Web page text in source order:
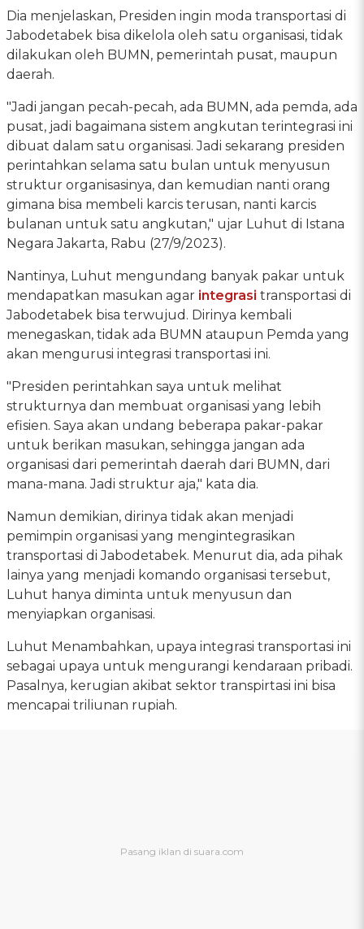
Dia menjelaskan, Presiden ingin moda transportasi di
Jabodetabek bisa dikelola oleh satu organisasi, tidak
dilakukan oleh BUMN, pemerintah pusat, maupun
daerah.
"Jadi jangan pecah-pecah, ada BUMN, ada pemda, ada
pusat, jadi bagaimana sistem angkutan terintegrasi ini
dibuat dalam satu organisasi. Jadi sekarang presiden
perintahkan selama satu bulan untuk menyusun
struktur organisasinya, dan kemudian nanti orang
gimana bisa membeli karcis terusan, nanti karcis
bulanan untuk satu angkutan," ujar Luhut di Istana
Negara Jakarta, Rabu (27/9/2023).
Nantinya, Luhut mengundang banyak pakar untuk
mendapatkan masukan agar integrasi transportasi di
Jabodetabek bisa terwujud. Dirinya kembali
menegaskan, tidak ada BUMN ataupun Pemda yang
akan mengurusi integrasi transportasi ini.
"Presiden perintahkan saya untuk melihat
strukturnya dan membuat organisasi yang lebih
efisien. Saya akan undang beberapa pakar-pakar
untuk berikan masukan, sehingga jangan ada
organisasi dari pemerintah daerah dari BUMN, dari
mana-mana. Jadi struktur aja," kata dia.
Namun demikian, dirinya tidak akan menjadi
pemimpin organisasi yang mengintegrasikan
transportasi di Jabodetabek. Menurut dia, ada pihak
lainya yang menjadi komando organisasi tersebut,
Luhut hanya diminta untuk menyusun dan
menyiapkan organisasi.
Luhut Menambahkan, upaya integrasi transportasi ini
sebagai upaya untuk mengurangi kendaraan pribadi.
Pasalnya, kerugian akibat sektor transpirtasi ini bisa
mencapai triliunan rupiah.